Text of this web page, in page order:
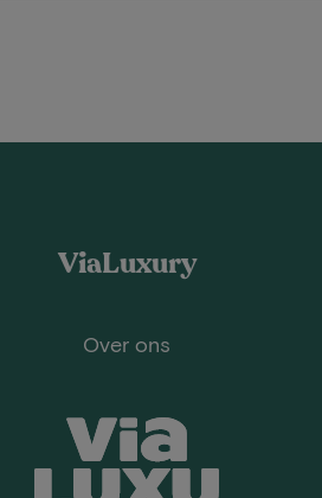
ViaLuxury
Over ons